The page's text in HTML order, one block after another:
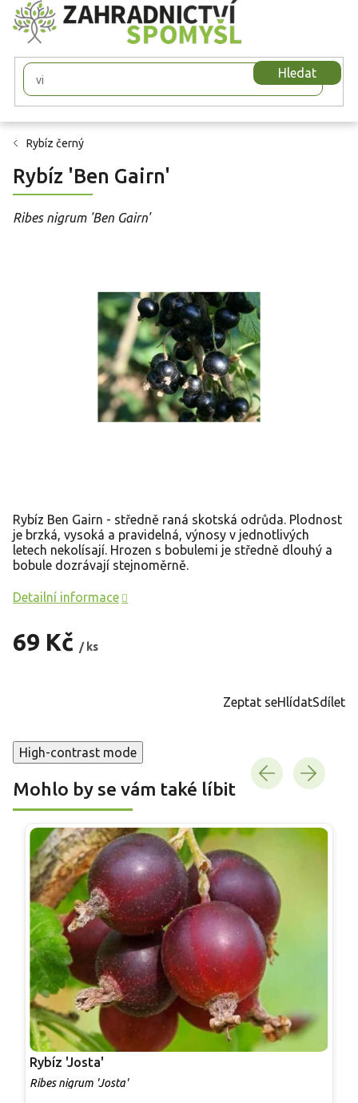
Přejít
na
obsah
Hledat
Rybíz černý
Rybíz 'Ben Gairn'
Ribes nigrum 'Ben Gairn'
69 Kč / ks
Rybíz Ben Gairn - středně raná skotská odrůda. Plodnost
je brzká, vysoká a pravidelná, výnosy v jednotlivých
letech nekolísají. Hrozen s bobulemi je středně dlouhý a
bobule dozrávají stejnoměrně.
Detailní informace
Zeptat seHlídatSdílet
High-contrast mode
Mohlo by se vám také líbit
Rybíz 'Josta'
Ribes nigrum 'Josta'